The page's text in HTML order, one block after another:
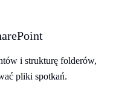
i strukturę folderów,
pliki spotkań.